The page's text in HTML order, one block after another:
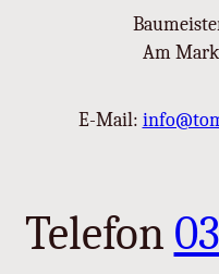
Am
E-Mail:
Telefon